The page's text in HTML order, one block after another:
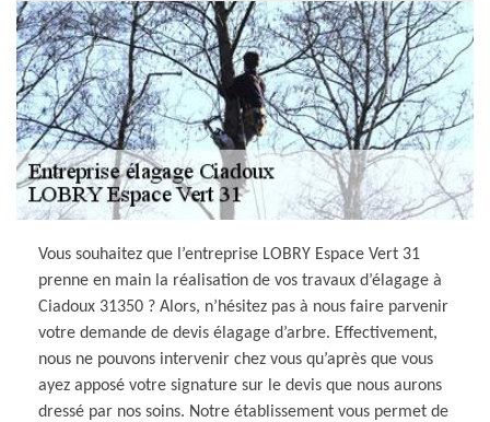
Vous souhaitez que l’entreprise LOBRY Espace Vert 31
prenne en main la réalisation de vos travaux d’élagage à
Ciadoux 31350 ? Alors, n’hésitez pas à nous faire parvenir
votre demande de devis élagage d’arbre. Effectivement,
nous ne pouvons intervenir chez vous qu’après que vous
ayez apposé votre signature sur le devis que nous aurons
dressé par nos soins. Notre établissement vous permet de